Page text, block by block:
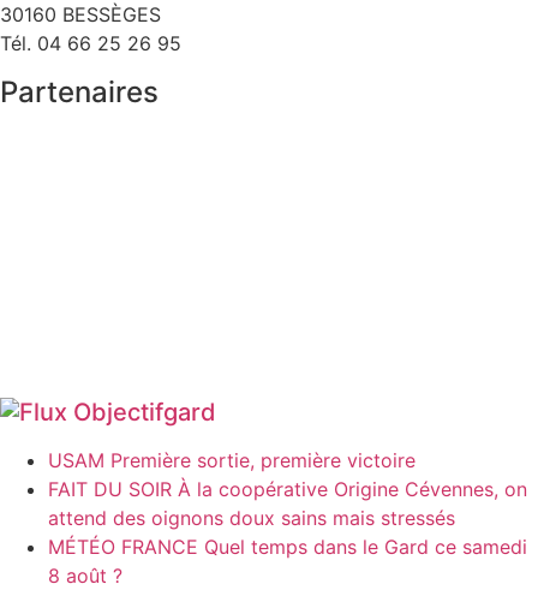
30160 BESSÈGES
Tél. 04 66 25 26 95
Partenaires
Objectifgard
USAM Première sortie, première victoire
FAIT DU SOIR À la coopérative Origine Cévennes, on
attend des oignons doux sains mais stressés
MÉTÉO FRANCE Quel temps dans le Gard ce samedi
8 août ?